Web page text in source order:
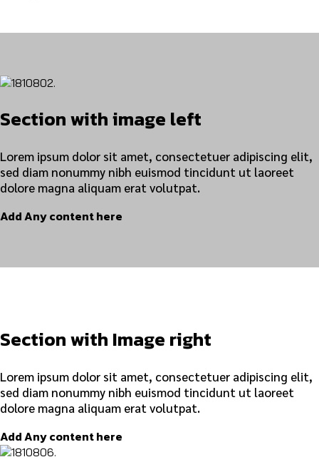
Section with image left
Lorem ipsum dolor sit amet, consectetuer adipiscing elit,
sed diam nonummy nibh euismod tincidunt ut laoreet
dolore magna aliquam erat volutpat.
Add Any content here
Section with Image right
Lorem ipsum dolor sit amet, consectetuer adipiscing elit,
sed diam nonummy nibh euismod tincidunt ut laoreet
dolore magna aliquam erat volutpat.
Add Any content here